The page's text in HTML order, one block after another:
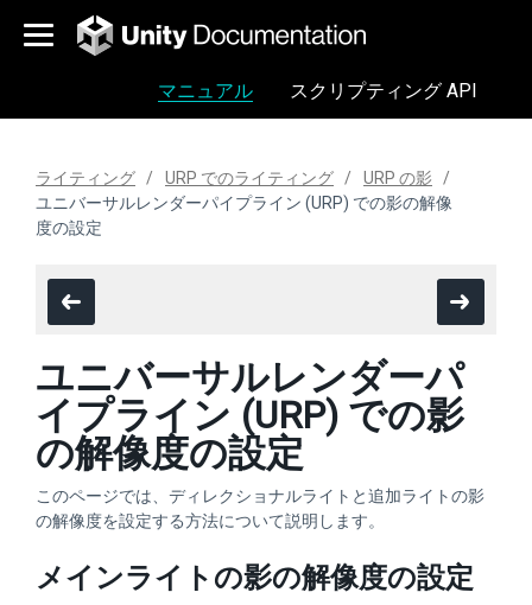
マニュアル スクリプティング API
ライティング URP でのライティング
URP の影
ユニバーサルレンダーパイプライン (URP) での影の解像
度の設定
ユニバーサルレンダーパ
イプライン (URP) での影
の解像度の設定
このページでは、ディレクショナルライトと追加ライトの影
の解像度を設定する方法について説明します。
メインライトの影の解像度の設定